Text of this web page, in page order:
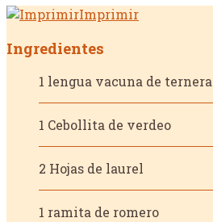
Imprimir
Ingredientes
1 lengua vacuna de ternera
1 Cebollita de verdeo
2 Hojas de laurel
1 ramita de romero